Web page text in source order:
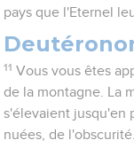
pays que l'Eternel
11 Vous vous êtes
de la montagne. La
s'élevaient jusqu'en
nuées, de l'obscurité.